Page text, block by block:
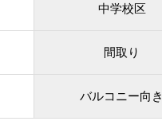
中学校区
間取り
バルコニー向き